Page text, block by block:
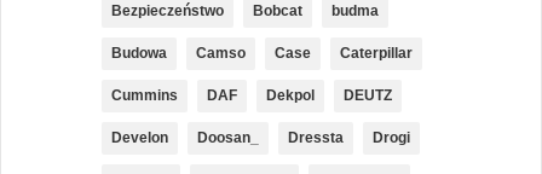
Bezpieczeństwo Bobcat budma
Budowa Camso Case Caterpillar
Cummins DAF Dekpol DEUTZ
Develon Doosan_ Dressta Drogi